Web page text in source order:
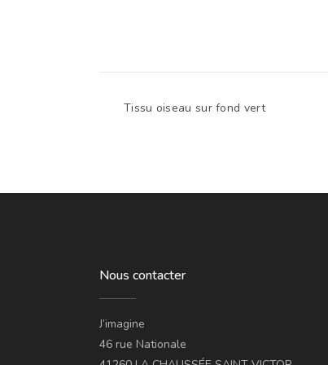
Tissu oiseau sur fond vert
Nous contacter
J’imagine
46 rue Nationale